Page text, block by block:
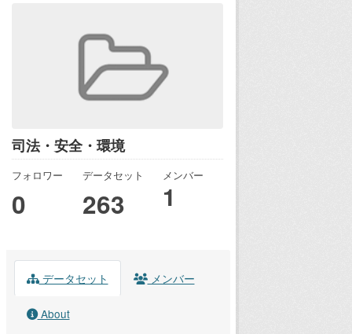
司法・安全・環境
フォロワー
0
データセット
263
メンバー
1
データセット メンバー
About